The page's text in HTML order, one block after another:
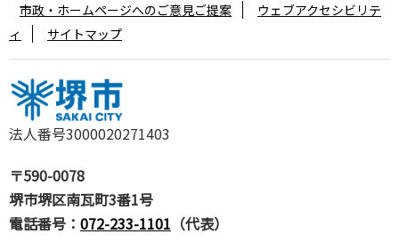
法人番号3000020271403
〒590-0078
堺市堺区南瓦町3番1号
電話番号： 072-233-1101 （代表）
市政・ホームページへのご意見ご提案
ウェブアクセシビリテ
ィ
サイトマップ